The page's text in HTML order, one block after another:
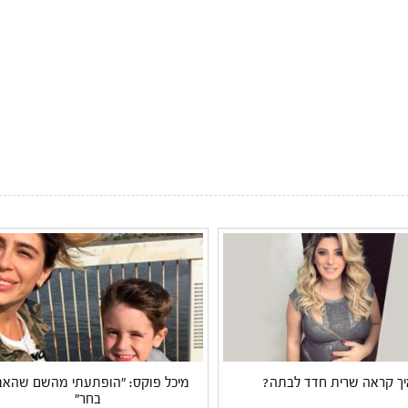
קראה שרית חדד לבתה?
מיכל פוקס: "הופתעתי מהשם
בחר"